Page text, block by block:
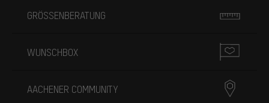
GRÖSSENBERATUNG
WUNSCHBOX
AACHENER COMMUNITY